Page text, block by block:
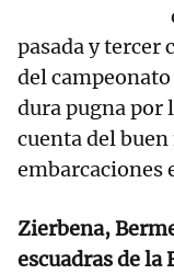
pasada y tercer
del campeonato
dura pugna por
cuenta del
embarcaciones
Zierbena,
escuadras de la